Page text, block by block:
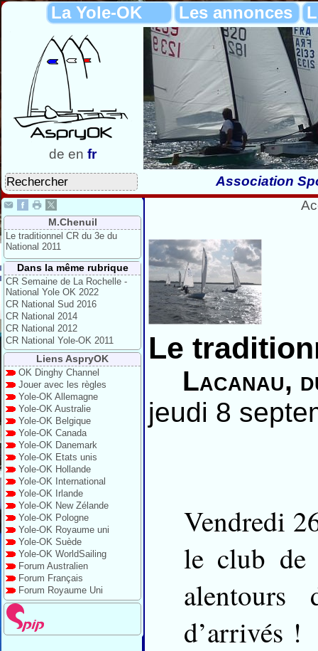
La Yole-OK Les annonces
de en fr
Association
M.Chenuil
Le traditionnel CR du 3e du
National 2011
Dans la même rubrique
CR Semaine de La Rochelle -
National Yole OK 2022
CR National Sud 2016
CR National 2014
CR National 2012
CR National Yole-OK 2011
Liens AspryOK
OK Dinghy Channel
Jouer avec les règles
Yole-OK Allemagne
Yole-OK Australie
Yole-OK Belgique
Yole-OK Canada
Yole-OK Danemark
Yole-OK Etats unis
Yole-OK Hollande
Yole-OK International
Yole-OK Irlande
Yole-OK New Zélande
Yole-OK Pologne
Yole-OK Royaume uni
Yole-OK Suède
Yole-OK WorldSailing
Forum Australien
Forum Français
Forum Royaume Uni
Le
Lacanau,
jeudi 8
Vendredi
le club de
d’arrivés !